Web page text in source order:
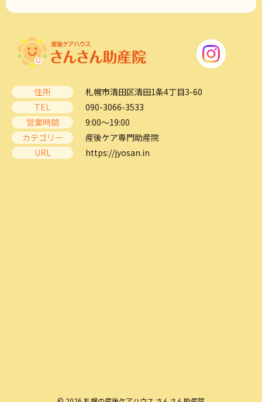
住所
札幌市清田区清田1条4丁目3-60
TEL
090-3066-3533
営業時間
9:00～19:00
カテゴリー
産後ケア専門助産院
URL
https://jyosan.in